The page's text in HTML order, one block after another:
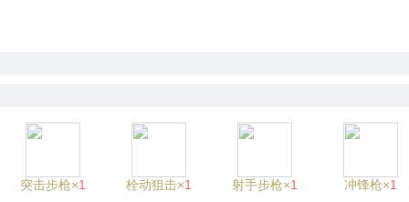
突击步枪×1 栓动狙击×1 射手步枪×1 冲锋枪×1